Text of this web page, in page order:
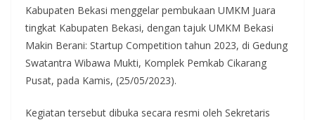
Kabupaten Bekasi menggelar pembukaan UMKM Juara
tingkat Kabupaten Bekasi, dengan tajuk UMKM Bekasi
Makin Berani: Startup Competition tahun 2023, di Gedung
Swatantra Wibawa Mukti, Komplek Pemkab Cikarang
Pusat, pada Kamis, (25/05/2023).
Kegiatan tersebut dibuka secara resmi oleh Sekretaris